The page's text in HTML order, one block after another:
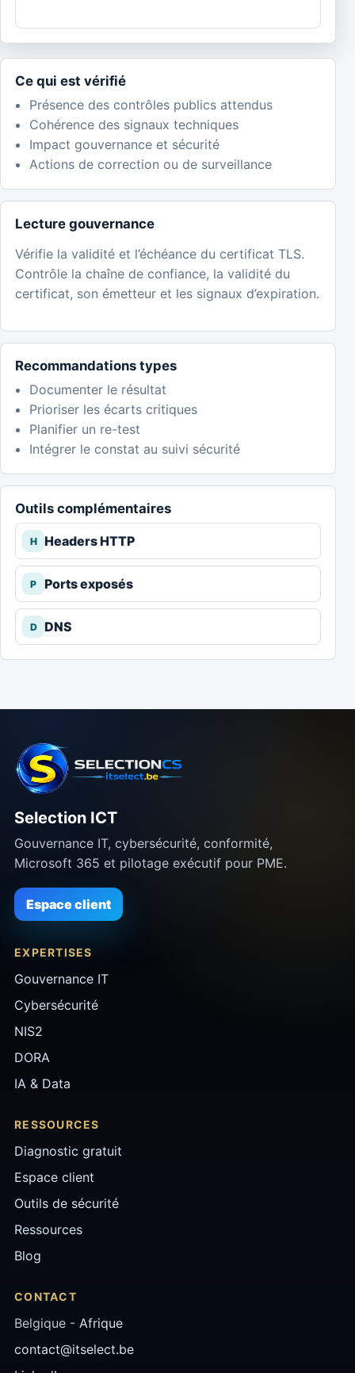
Ce qui est vérifié
Présence des contrôles publics attendus
Cohérence des signaux techniques
Impact gouvernance et sécurité
Actions de correction ou de surveillance
Lecture gouvernance
Vérifie la validité et l’échéance du certificat TLS.
Contrôle la chaîne de confiance, la validité du
certificat, son émetteur et les signaux d’expiration.
Recommandations types
Documenter le résultat
Prioriser les écarts critiques
Planifier un re-test
Intégrer le constat au suivi sécurité
Outils complémentaires
H Headers HTTP
P Ports exposés
D DNS
Selection ICT
Gouvernance IT, cybersécurité, conformité,
Microsoft 365 et pilotage exécutif pour PME.
Espace client
EXPERTISES
Gouvernance IT
Cybersécurité
NIS2
DORA
IA & Data
RESSOURCES
Diagnostic gratuit
Espace client
Outils de sécurité
Ressources
Blog
CONTACT
Belgique - Afrique
contact@itselect.be